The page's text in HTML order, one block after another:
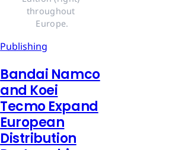
throughout
Europe.
Publishing
Bandai Namco
and Koei
Tecmo Expand
European
Distribution